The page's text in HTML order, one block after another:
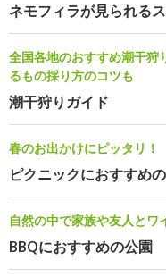
ネモフィラが見られる
全国各地のおすすめ潮干狩
るもの採り方のコツも
潮干狩りガイド
春のお出かけにピッタリ！
ピクニックにおすすめ
自然の中で家族や友人とワ
BBQにおすすめの公園